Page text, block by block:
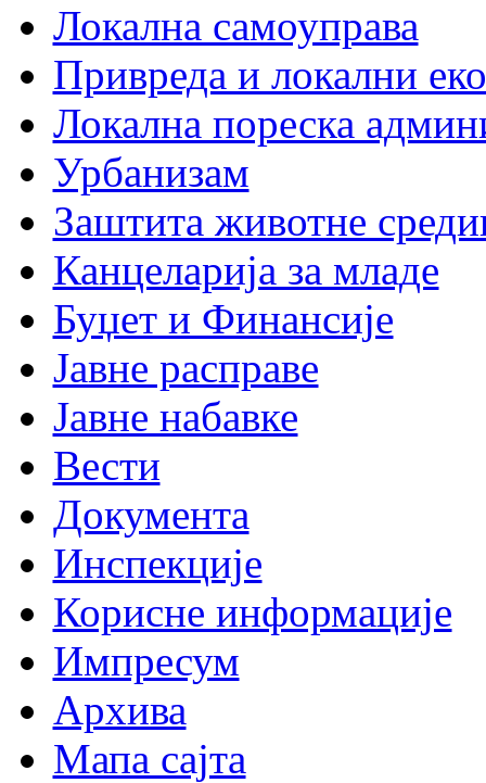
Локална самоуправа
Привреда и локални
Локална пореска
Урбанизам
Заштита животне
Канцеларија за младе
Буџет и Финансије
Јавне расправе
Јавне набавке
Вести
Документа
Инспекције
Корисне информације
Импресум
Архива
Мапа сајта